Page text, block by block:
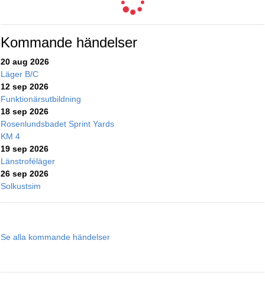
Kommande händelser
20 aug 2026
Läger B/C
12 sep 2026
Funktionärsutbildning
18 sep 2026
Rosenlundsbadet Sprint Yards
KM 4
19 sep 2026
Länstroféläger
26 sep 2026
Solkustsim
Se alla kommande händelser